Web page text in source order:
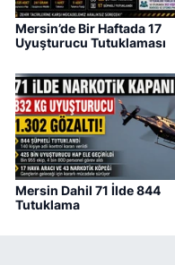
Mersin’de Bir Haftada 17
Uyuşturucu Tutuklaması
Mersin Dahil 71 İlde 844
Tutuklama